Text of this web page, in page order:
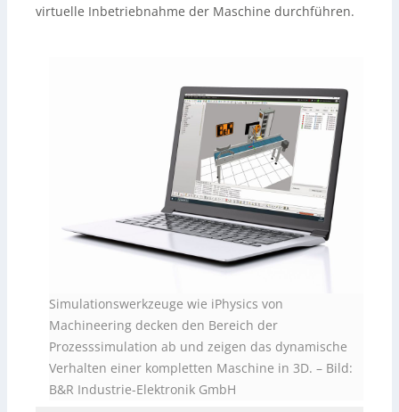
virtuelle Inbetriebnahme der Maschine durchführen.
Simulationswerkzeuge wie iPhysics von
Machineering decken den Bereich der
Prozesssimulation ab und zeigen das dynamische
Verhalten einer kompletten Maschine in 3D. – Bild:
B&R Industrie-Elektronik GmbH